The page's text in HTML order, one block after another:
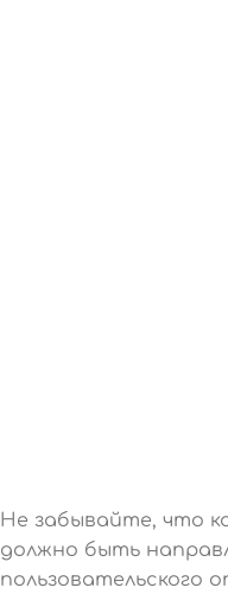
Не забывайте, что
должно быть
пользовательского